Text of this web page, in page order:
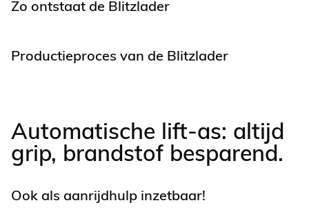
Zo ontstaat de Blitzlader
Productieproces van de Blitzlader
Automatische lift-as: altijd
grip, brandstof besparend.
Ook als aanrijdhulp inzetbaar!